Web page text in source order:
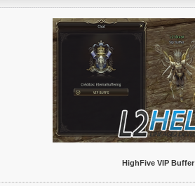
HighFive VIP Buffer